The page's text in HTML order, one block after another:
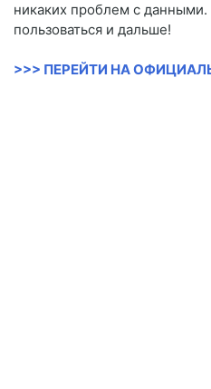
никаких проблем с
пользоваться и дальше!
>>> ПЕРЕЙТИ НА